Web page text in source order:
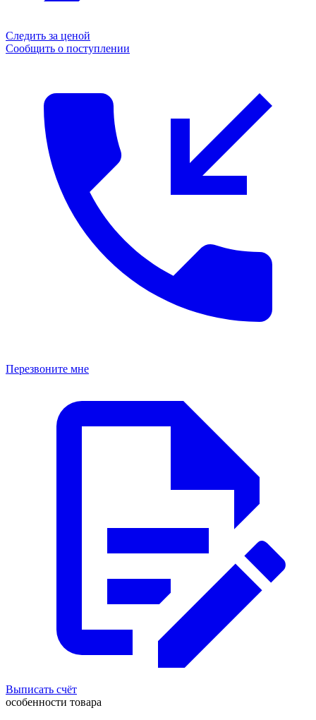
Следить за ценой
Сообщить о поступлении
Перезвоните мне
Выписать счёт
особенности товара